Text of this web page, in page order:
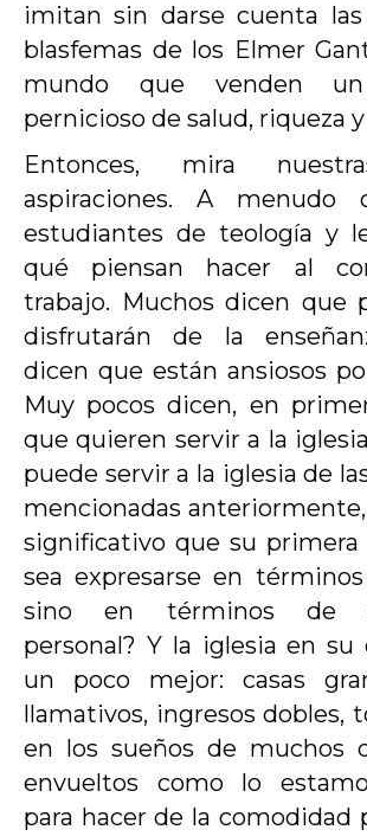
imitan sin darse cuenta las
blasfemas de los Elmer
mundo que venden un
pernicioso de salud, riqueza
Entonces, mira
aspiraciones. A menudo
estudiantes de teología y
qué piensan hacer al
trabajo. Muchos dicen que
disfrutarán de la
dicen que están ansiosos
Muy pocos dicen, en
que quieren servir a la
puede servir a la iglesia de
mencionadas
significativo que su primera
sea expresarse en
sino en términos de
personal? Y la iglesia en su
un poco mejor: casas
llamativos, ingresos dobles,
en los sueños de muchos
envueltos como lo
para hacer de la comodidad